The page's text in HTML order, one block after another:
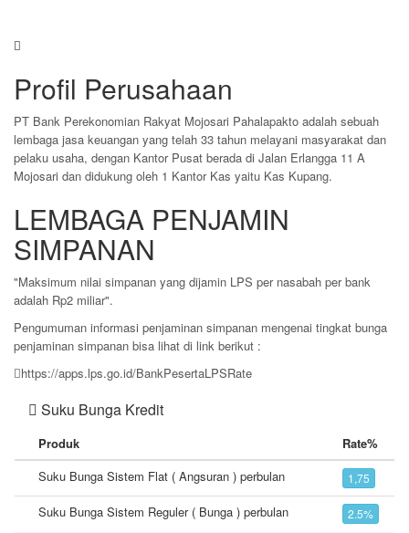
Profil Perusahaan
PT Bank Perekonomian Rakyat Mojosari Pahalapakto adalah sebuah
lembaga jasa keuangan yang telah 33 tahun melayani masyarakat dan
pelaku usaha, dengan Kantor Pusat berada di Jalan Erlangga 11 A
Mojosari dan didukung oleh 1 Kantor Kas yaitu Kas Kupang.
LEMBAGA PENJAMIN
SIMPANAN
"Maksimum nilai simpanan yang dijamin LPS per nasabah per bank
adalah Rp2 miliar".
Pengumuman informasi penjaminan simpanan mengenai tingkat bunga
penjaminan simpanan bisa lihat di link berikut :
https://apps.lps.go.id/BankPesertaLPSRate
Suku Bunga Kredit
Produk
Rate%
Suku Bunga Sistem Flat ( Angsuran ) perbulan
1,75
Suku Bunga Sistem Reguler ( Bunga ) perbulan 2.5%